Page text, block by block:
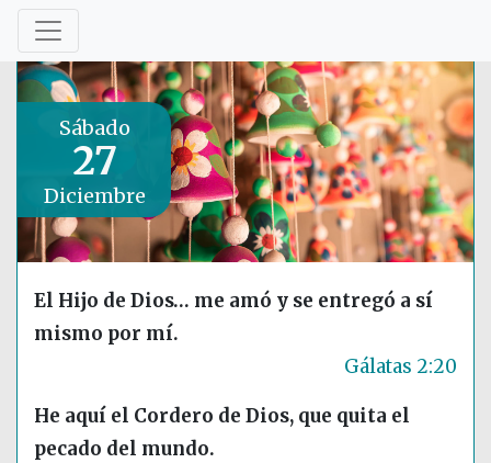
Sábado
27
Diciembre
El Hijo de Dios… me amó y se entregó a sí
mismo por mí.
Gálatas 2:20
He aquí el Cordero de Dios, que quita el
pecado del mundo.